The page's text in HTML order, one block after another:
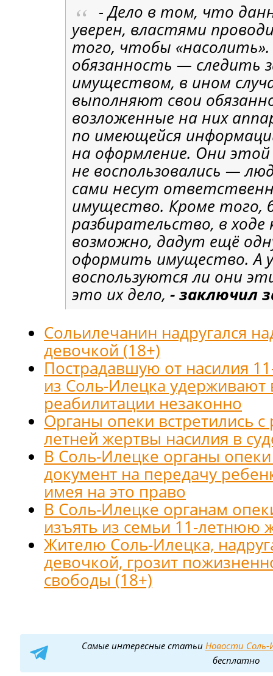
- Дело в том, что
уверен, властями
того, чтобы
обязанность — следить
имуществом, в ином
выполняют свои
возложенные на них
по имеющейся
на оформление. Они
не воспользовались —
сами несут
имущество. Кроме того,
разбирательство, в
возможно, дадут ещё
оформить имущество. А
воспользуются ли они
это их дело, - заключил
Сольилечанин надругался
девочкой (18+)
Пострадавшую от насилия
из Соль-Илецка удерживают
реабилитации незаконно
Органы опеки встретились
летней жертвы насилия в
В Соль-Илецке органы
документ на передачу
имея на это право
В Соль-Илецке органам
изъять из семьи 11-летнюю
Жителю Соль-Илецка,
девочкой, грозит
свободы (18+)
Самые интересные статьи Новости Соль-
бесплатно